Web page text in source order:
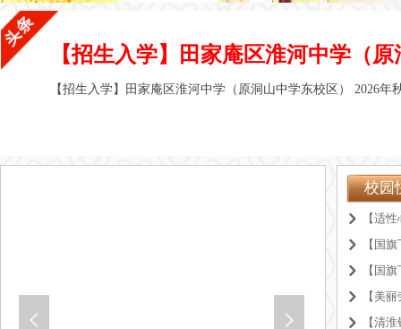
【招生入学】田家庵区淮河中学（原洞山中学东校区） 2026年
넳 넲
校园
낑
낑
낑
낑
낑